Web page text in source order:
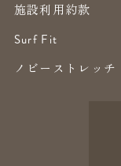
施設利用約款
Surf Fit
ノビーストレッチ